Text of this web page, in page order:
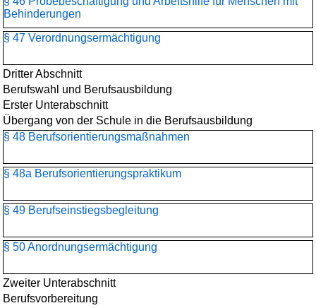
Behinderungen
§ 47 Verordnungsermächtigung
Dritter Abschnitt
Berufswahl und Berufsausbildung
Erster Unterabschnitt
Übergang von der Schule in die Berufsausbildung
§ 48 Berufsorientierungs­maßnahmen
§ 48a Berufsorientierungspraktikum
§ 49 Berufseinstiegsbegleitung
§ 50 Anordnungsermächtigung
Zweiter Unterabschnitt
Berufsvorbereitung